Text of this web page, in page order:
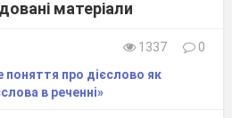
Мама перевірила, чи нема
побачила, що помилки Сашко
порадила звернутись за
матеріали
1337
0
поняття про дієслово як
в реченні»